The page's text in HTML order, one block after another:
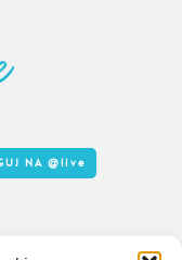
NA @live